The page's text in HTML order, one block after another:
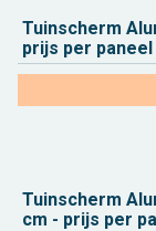
Tuin­scherm
prijs per pa­neel
Tuin­scherm
cm - prijs per